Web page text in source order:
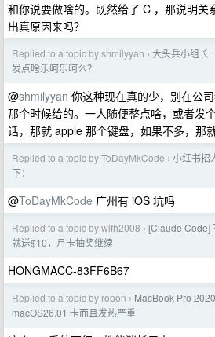
和你说要做啥的。既然给了 C ，那说明关
出真原因来吗？
Replied to a topic by shmilyyan › 大头兵小组长
发点啥乐呵乐呵么？
@shmilyyan 你这种现在真的少，别在公
那个时候给的。一人随便整点啥，或者发
话，那就 apple 那个键盘，如果不多，那
Replied to a topic by ToDayMkCode › 小红书招
下：
@ToDayMkCode 广州有 iOS 坑吗
Replied to a topic by wlfh2008 › [Claude Code]
就送$10，月卡抽奖继续
HONGMACC-83FF6B67
Replied to a topic by ropon › MacBook Pro
macOS26.01 卡而且发热严重